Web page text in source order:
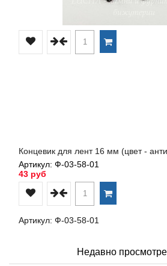
Концевик для лент 16 мм (цвет -
Артикул: Ф-03-58-01
43 руб
Артикул: Ф-03-58-01
Недавно